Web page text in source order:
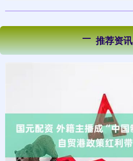
推荐资讯